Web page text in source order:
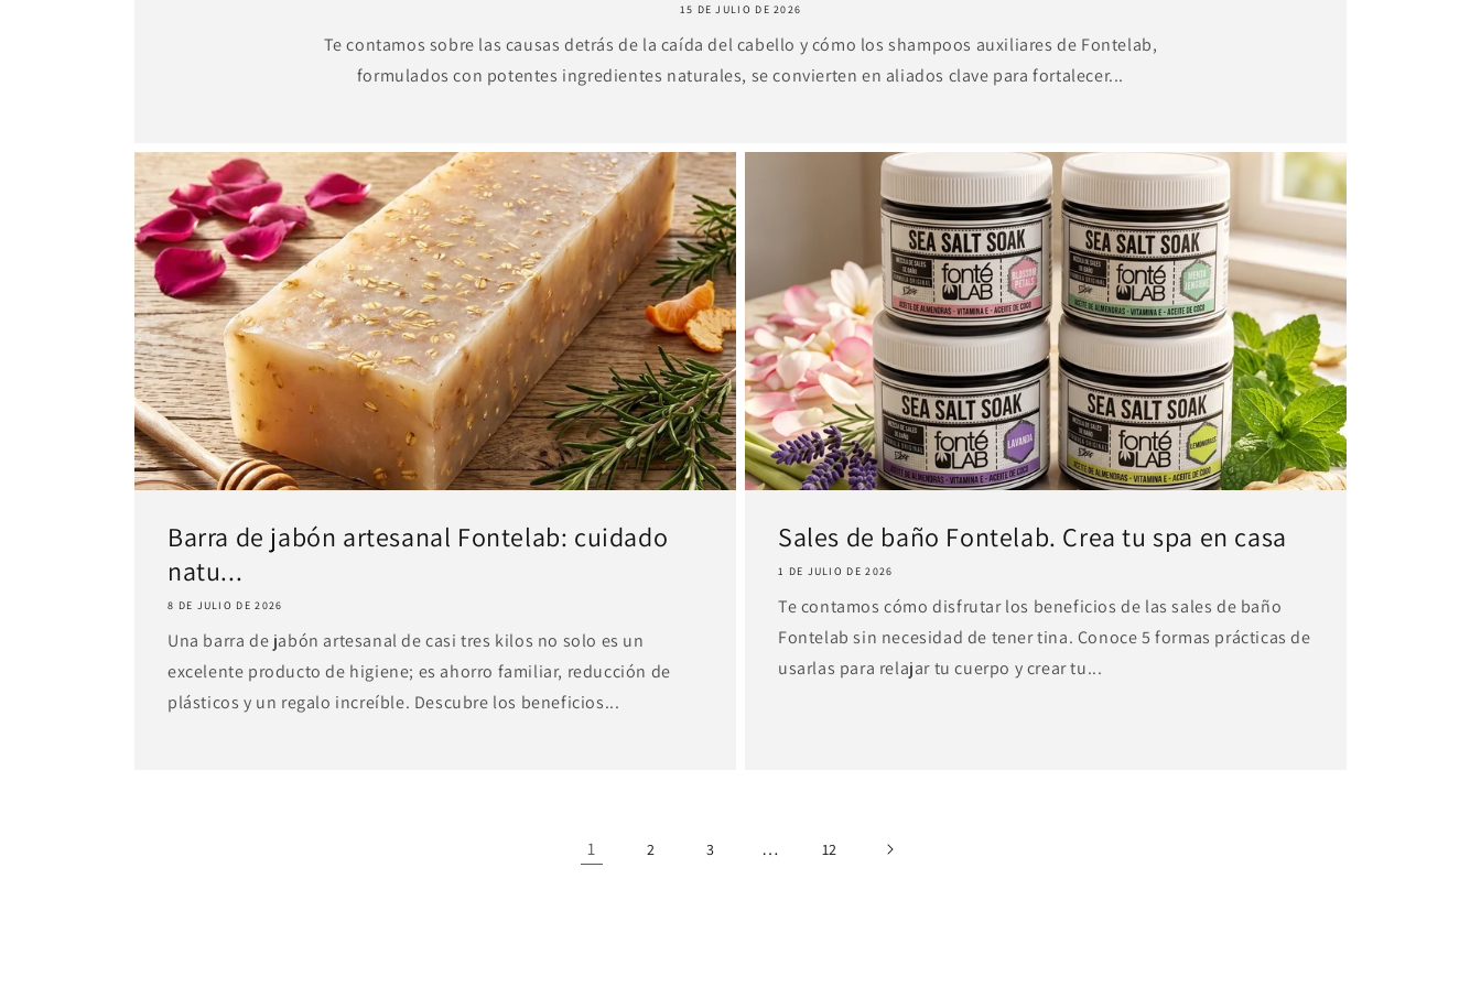
15 DE JULIO DE 2026
Te contamos sobre las causas detrás de la caída del cabello y cómo los shampoos auxiliares de Fontelab,
formulados con potentes ingredientes naturales, se convierten en aliados clave para fortalecer...
Barra de jabón artesanal Fontelab: cuidado
natu...
8 DE JULIO DE 2026
Una barra de jabón artesanal de casi tres kilos no solo es un
excelente producto de higiene; es ahorro familiar, reducción de
plásticos y un regalo increíble. Descubre los beneficios...
Sales de baño Fontelab. Crea tu spa en casa
1 DE JULIO DE 2026
Te contamos cómo disfrutar los beneficios de las sales de baño
Fontelab sin necesidad de tener tina. Conoce 5 formas prácticas de
usarlas para relajar tu cuerpo y crear tu...
1 2 3 … 12